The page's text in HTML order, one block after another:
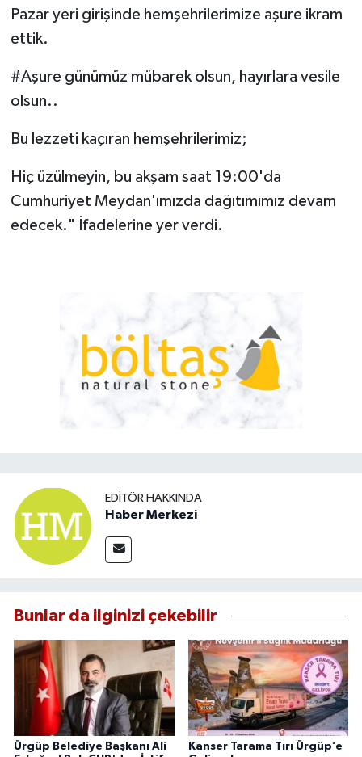
Pazar yeri girişinde hemşehrilerimize aşure ikram
ettik.
#Aşure günümüz mübarek olsun, hayırlara vesile
olsun..
Bu lezzeti kaçıran hemşehrilerimiz;
Hiç üzülmeyin, bu akşam saat 19:00'da
Cumhuriyet Meydan'ımızda dağıtımımız devam
edecek." İfadelerine yer verdi.
EDITÖR HAKKINDA
Haber Merkezi
Bunlar da ilginizi çekebilir
Ürgüp Belediye Başkanı Ali
Kanser Tarama Tırı Ürgüp’e